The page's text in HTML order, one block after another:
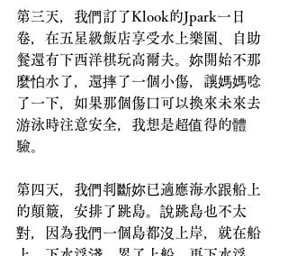
第三天，我們訂了Klook的Jpark一日
卷，在五星級飯店享受水上樂園、自助
餐還有下西洋棋玩高爾夫。妳開始不那
麼怕水了，還摔了一個小傷，讓媽媽唸
了一下，如果那個傷口可以換來未來去
游泳時注意安全，我想是超值得的體
驗。
第四天，我們判斷妳已適應海水跟船上
的顛簸，安排了跳島。說跳島也不太
對，因為我們一個島都沒上岸，就在船